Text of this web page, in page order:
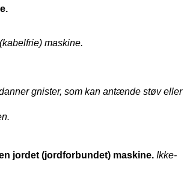
maskine.
gnister, som kan antænde støv eller
jordet (jordforbundet) maskine. Ikke-